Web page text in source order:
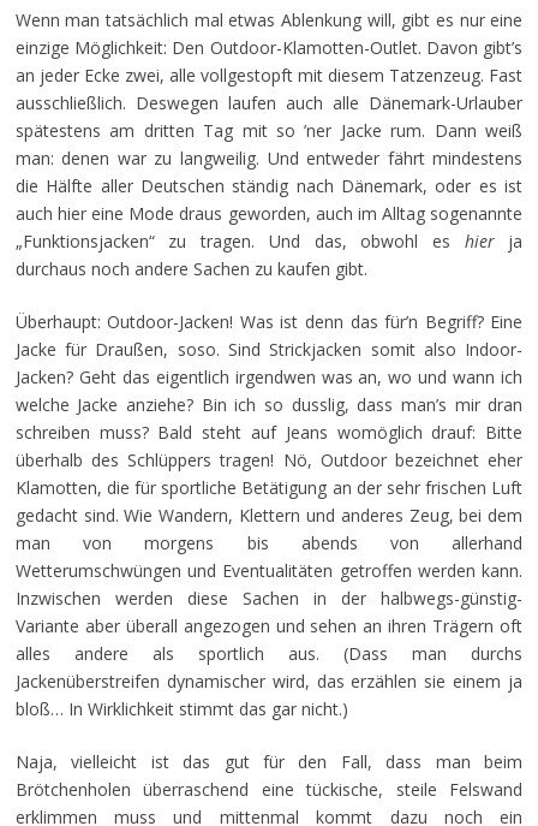
Wenn man tatsächlich mal etwas Ablenkung will, gibt es nur eine
einzige Möglichkeit: Den Outdoor-Klamotten-Outlet. Davon gibt’s
an jeder Ecke zwei, alle vollgestopft mit diesem Tatzenzeug. Fast
ausschließlich. Deswegen laufen auch alle Dänemark-Urlauber
spätestens am dritten Tag mit so ’ner Jacke rum. Dann weiß
man: denen war zu langweilig. Und entweder fährt mindestens
die Hälfte aller Deutschen ständig nach Dänemark, oder es ist
auch hier eine Mode draus geworden, auch im Alltag sogenannte
„Funktionsjacken“ zu tragen. Und das, obwohl es hier ja
durchaus noch andere Sachen zu kaufen gibt.
Überhaupt: Outdoor-Jacken! Was ist denn das für’n Begriff? Eine
Jacke für Draußen, soso. Sind Strickjacken somit also Indoor-
Jacken? Geht das eigentlich irgendwen was an, wo und wann ich
welche Jacke anziehe? Bin ich so dusslig, dass man’s mir dran
schreiben muss? Bald steht auf Jeans womöglich drauf: Bitte
überhalb des Schlüppers tragen! Nö, Outdoor bezeichnet eher
Klamotten, die für sportliche Betätigung an der sehr frischen Luft
gedacht sind. Wie Wandern, Klettern und anderes Zeug, bei dem
man von morgens bis abends von allerhand
Wetterumschwüngen und Eventualitäten getroffen werden kann.
Inzwischen werden diese Sachen in der halbwegs-günstig-
Variante aber überall angezogen und sehen an ihren Trägern oft
alles andere als sportlich aus. (Dass man durchs
Jackenüberstreifen dynamischer wird, das erzählen sie einem ja
bloß… In Wirklichkeit stimmt das gar nicht.)
Naja, vielleicht ist das gut für den Fall, dass man beim
Brötchenholen überraschend eine tückische, steile Felswand
erklimmen muss und mittenmal kommt dazu noch ein